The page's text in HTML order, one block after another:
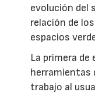
evolución del
relación de
espacios
La primera de
herramientas
trabajo al